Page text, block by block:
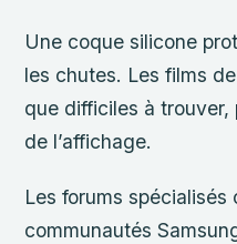
Une coque silicone
les chutes. Les films
que difficiles à
de l’affichage.
Les forums spécialisés
communautés